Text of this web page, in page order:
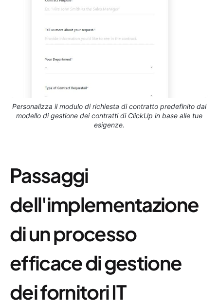
Personalizza il modulo di richiesta di contratto predefinito dal
modello di gestione dei contratti di ClickUp in base alle tue
esigenze.
Passaggi
dell'implementazione
di un processo
efficace di gestione
dei fornitori IT